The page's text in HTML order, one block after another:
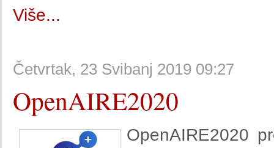
Više...
Četvrtak, 23 Svibanj 2019 09:27
OpenAIRE2020
OpenAIRE2020